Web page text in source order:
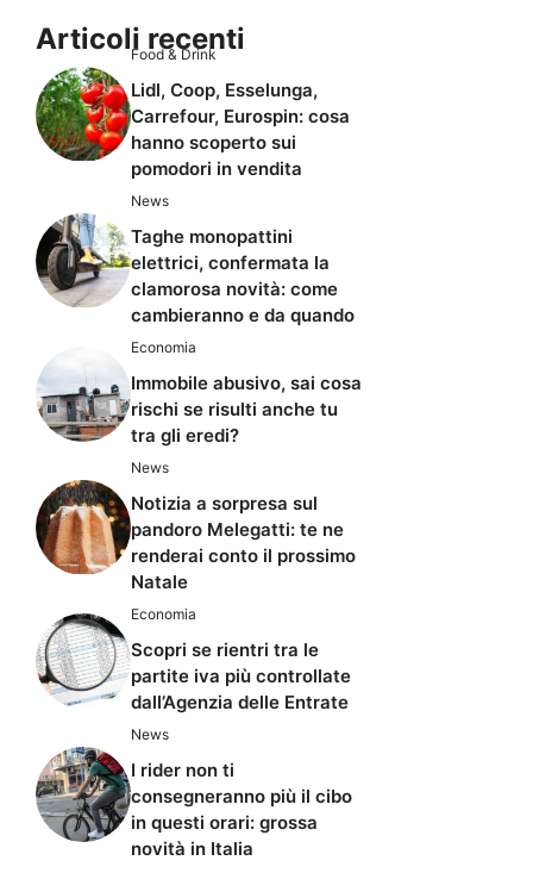
Articoli recenti
Food & Drink
Lidl, Coop, Esselunga,
Carrefour, Eurospin: cosa
hanno scoperto sui
pomodori in vendita
News
Taghe monopattini
elettrici, confermata la
clamorosa novità: come
cambieranno e da quando
Economia
Immobile abusivo, sai cosa
rischi se risulti anche tu
tra gli eredi?
News
Notizia a sorpresa sul
pandoro Melegatti: te ne
renderai conto il prossimo
Natale
Economia
Scopri se rientri tra le
partite iva più controllate
dall’Agenzia delle Entrate
News
I rider non ti
consegneranno più il cibo
in questi orari: grossa
novità in Italia